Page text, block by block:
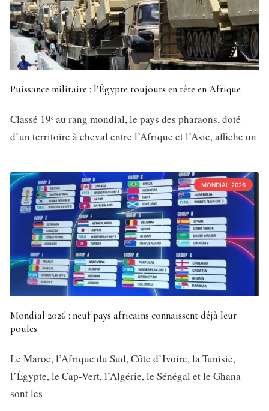
Puissance militaire : l’Égypte toujours en tête en Afrique
Classé 19ᵉ au rang mondial, le pays des pharaons, doté
d’un territoire à cheval entre l’Afrique et l’Asie, affiche un
MONDIAL 2026
Mondial 2026 : neuf pays africains connaissent déjà leur
poules
Le Maroc, l’Afrique du Sud, Côte d’Ivoire, la Tunisie,
l’Égypte, le Cap-Vert, l’Algérie, le Sénégal et le Ghana
sont les